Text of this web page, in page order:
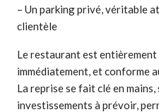
– Un parking privé, véritable
clientèle
Le restaurant est
immédiatement, et conforme
La reprise se fait clé en
investissements à prévoir,